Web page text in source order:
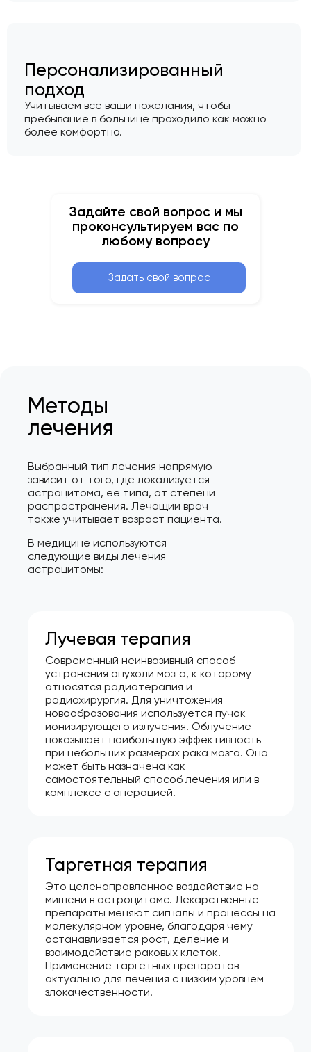
Персонализированный
подход
Учитываем все ваши пожелания, чтобы
пребывание в больнице проходило как можно
более комфортно.
Задайте свой вопрос и мы
проконсультируем вас по
любому вопросу
Задать свой вопрос
Методы
лечения
Выбранный тип лечения напрямую
зависит от того, где локализуется
астроцитома, ее типа, от степени
распространения. Лечащий врач
также учитывает возраст пациента.
В медицине используются
следующие виды лечения
астроцитомы:
Лучевая терапия
Современный неинвазивный способ
устранения опухоли мозга, к которому
относятся радиотерапия и
радиохирургия. Для уничтожения
новообразования используется пучок
ионизирующего излучения. Облучение
показывает наибольшую эффективность
при небольших размерах рака мозга. Она
может быть назначена как
самостоятельный способ лечения или в
комплексе с операцией.
Таргетная терапия
Это целенаправленное воздействие на
мишени в астроцитоме. Лекарственные
препараты меняют сигналы и процессы на
молекулярном уровне, благодаря чему
останавливается рост, деление и
взаимодействие раковых клеток.
Применение таргетных препаратов
актуально для лечения с низким уровнем
злокачественности.